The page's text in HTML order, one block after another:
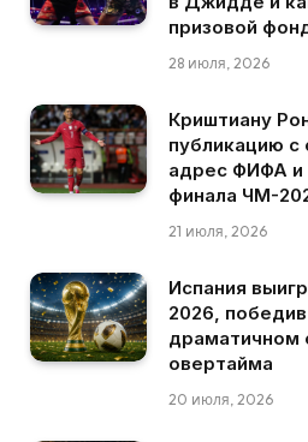
призовой
28 июля, 2026
Криштиану
публикацию с
адрес ФИФА и
финала ЧМ-
21 июля, 2026
Испания
2026,
драматичном
овертайма
20 июля, 2026